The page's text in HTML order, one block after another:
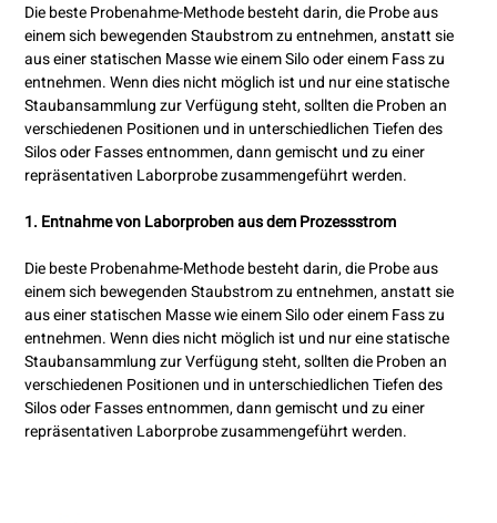
Die beste Probenahme-Methode besteht darin, die Probe aus
einem sich bewegenden Staubstrom zu entnehmen, anstatt sie
aus einer statischen Masse wie einem Silo oder einem Fass zu
entnehmen. Wenn dies nicht möglich ist und nur eine statische
Staubansammlung zur Verfügung steht, sollten die Proben an
verschiedenen Positionen und in unterschiedlichen Tiefen des
Silos oder Fasses entnommen, dann gemischt und zu einer
repräsentativen Laborprobe zusammengeführt werden.
1. Entnahme von Laborproben aus dem Prozessstrom
Die beste Probenahme-Methode besteht darin, die Probe aus
einem sich bewegenden Staubstrom zu entnehmen, anstatt sie
aus einer statischen Masse wie einem Silo oder einem Fass zu
entnehmen. Wenn dies nicht möglich ist und nur eine statische
Staubansammlung zur Verfügung steht, sollten die Proben an
verschiedenen Positionen und in unterschiedlichen Tiefen des
Silos oder Fasses entnommen, dann gemischt und zu einer
repräsentativen Laborprobe zusammengeführt werden.